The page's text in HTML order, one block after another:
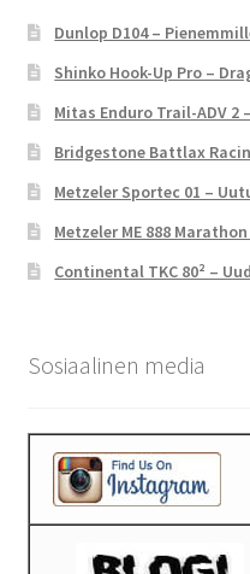
Dunlop D104 –
Shinko Hook-Up Pro –
Mitas Enduro Trail-ADV 2
Bridgestone Battlax
Metzeler Sportec 01 –
Metzeler ME 888
Continental TKC 80² –
Sosiaalinen media